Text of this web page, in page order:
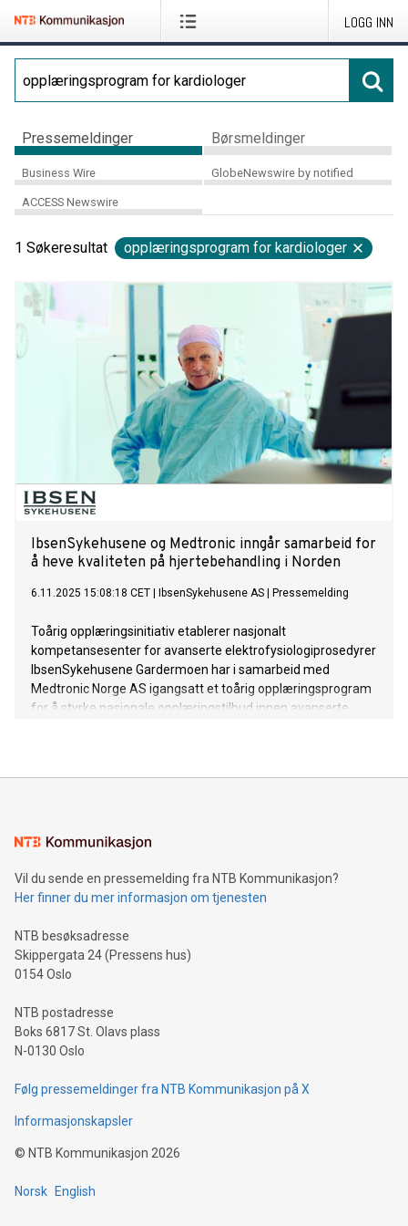
LOGG INN
Pressemeldinger Børsmeldinger
Business Wire GlobeNewswire by notified
ACCESS Newswire
1 Søkeresultat opplæringsprogram for kardiologer
IbsenSykehusene og Medtronic inngår samarbeid for
å heve kvaliteten på hjertebehandling i Norden
6.11.2025 15:08:18 CET IbsenSykehusene AS Pressemelding
Toårig opplæringsinitiativ etablerer nasjonalt
kompetansesenter for avanserte elektrofysiologiprosedyrer
IbsenSykehusene Gardermoen har i samarbeid med
Medtronic Norge AS igangsatt et toårig opplæringsprogram
for å styrke nasjonale opplæringstilbud innen avanserte
Vil du sende en pressemelding fra NTB Kommunikasjon?
Her finner du mer informasjon om tjenesten
NTB besøksadresse
Skippergata 24 (Pressens hus)
0154 Oslo
NTB postadresse
Boks 6817 St. Olavs plass
N-0130 Oslo
Følg pressemeldinger fra NTB Kommunikasjon på X
Informasjonskapsler
© NTB Kommunikasjon 2026
Norsk English